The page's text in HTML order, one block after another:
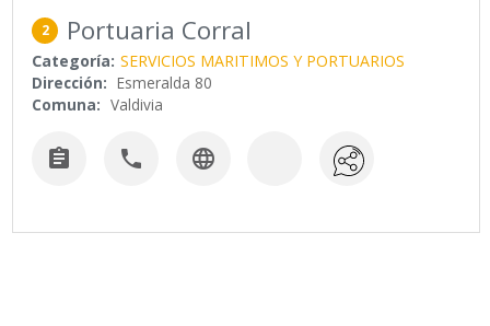
2 Portuaria Corral
Categoría: SERVICIOS MARITIMOS Y PORTUARIOS
Dirección: Esmeralda 80
Comuna: Valdivia
  